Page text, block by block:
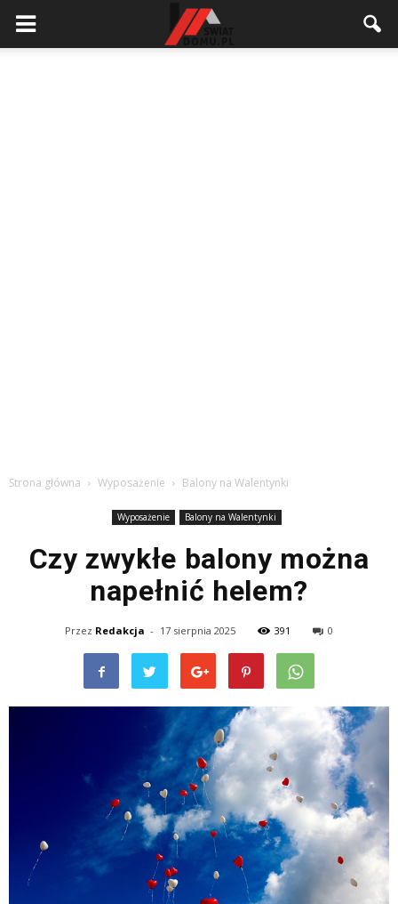
Strona główna Wyposażenie Balony na Walentynki
Wyposażenie Balony na Walentynki
Czy zwykłe balony można
napełnić helem?
Przez Redakcja - 17 sierpnia 2025 391 0